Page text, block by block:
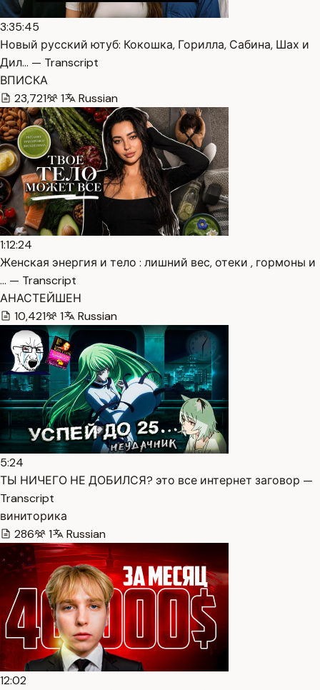
3:35:45
Новый русский ютуб: Кокошка, Горилла, Сабина, Шах и
Дил… — Transcript
ВПИСКА
23,721
1 Russian
1:12:24
Женская энергия и тело : лишний вес, отеки , гормоны и
… — Transcript
АНАСТЕЙШЕН
10,421
1 Russian
5:24
ТЫ НИЧЕГО НЕ ДОБИЛСЯ? это все интернет заговор —
Transcript
виниторика
286
1 Russian
12:02